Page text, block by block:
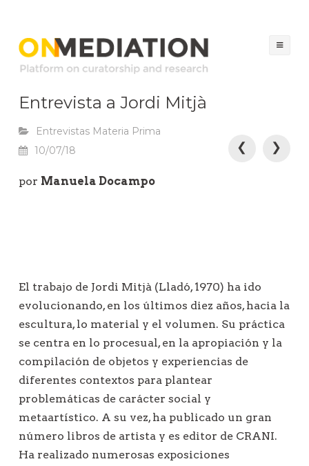
Entrevista a Jordi Mitjà
Entrevistas Materia Prima
10/07/18
i
ó
n
e
t
r
a
❮ ❯
por Manuela Docampo
El trabajo de Jordi Mitjà (Lladó, 1970) ha ido
evolucionando, en los últimos diez años, hacia la
escultura, lo material y el volumen. Su práctica
se centra en lo procesual, en la apropiación y la
compilación de objetos y experiencias de
diferentes contextos para plantear
problemáticas de carácter social y
metaartístico. A su vez, ha publicado un gran
número libros de artista y es editor de CRANI.
Ha realizado numerosas exposiciones